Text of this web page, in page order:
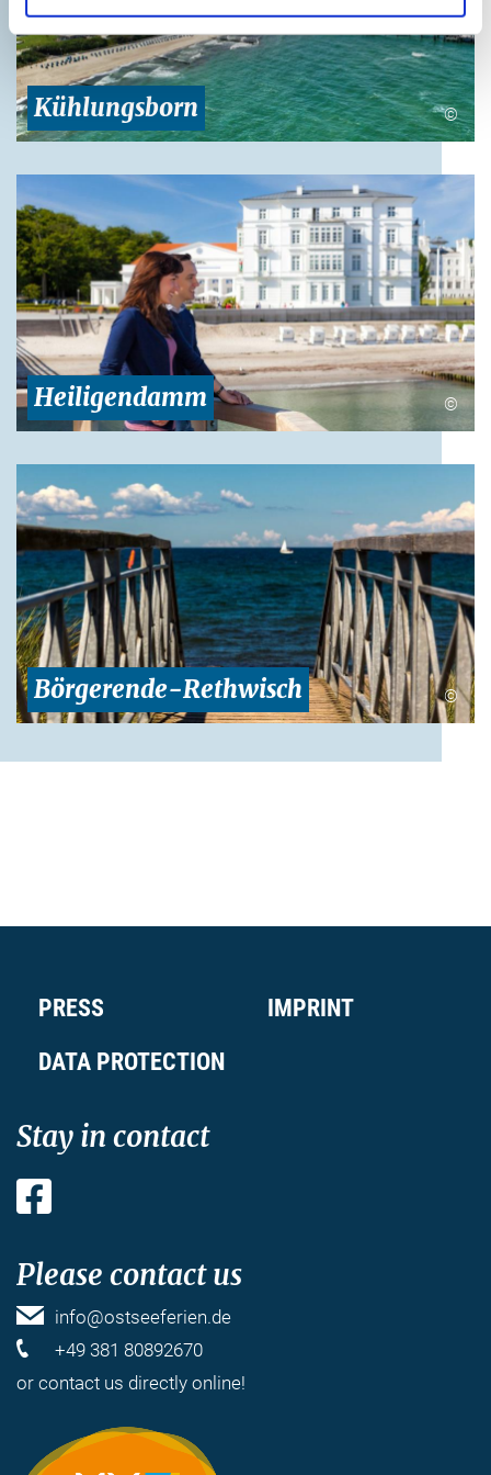
Kühlungsborn ©
Heiligendamm ©
Börgerende-Rethwisch ©
PRESS
IMPRINT
DATA PROTECTION
Stay in contact
Please contact us
info@ostseeferien.de
+49 381 80892670
or contact us directly online!